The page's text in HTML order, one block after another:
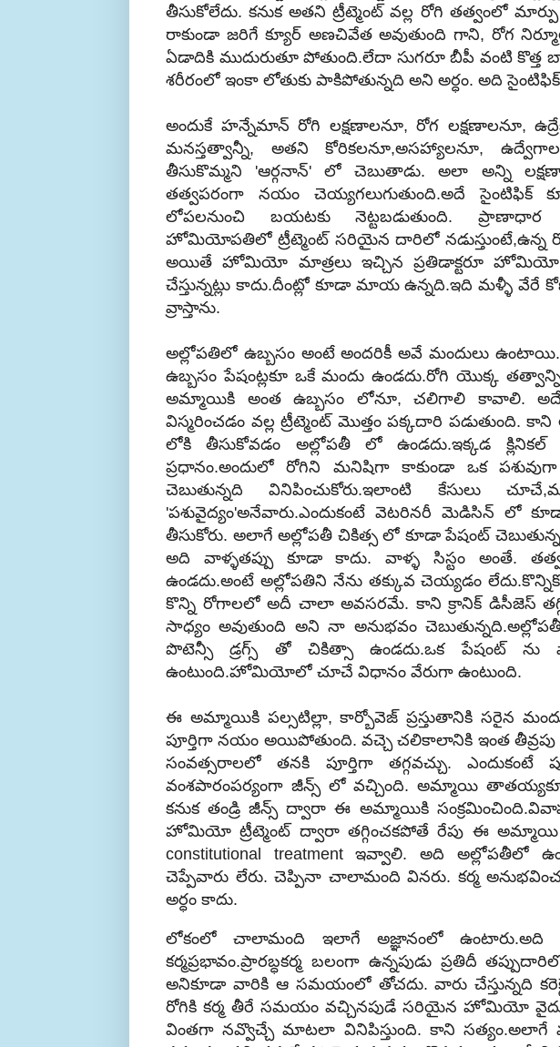
తీసుకోలేదు. కనుక అతని ట్రీట్మెంట్ వల్ల రోగి తత్వంలో
రాకుండా జరిగే క్యూర్ అణచివేత అవుతుంది గాని, రోగ
ఏడాదికి ముదురుతూ పోతుంది.లేదా సుగరూ బీపీ వంటి
శరీరంలో ఇంకా లోతుకు పాకిపోతున్నది అని అర్ధం. అది సైంటిఫిక్
అందుకే హన్నేమాన్ రోగి లక్షణాలనూ, రోగ లక్షణాలనూ,
మనస్తత్వాన్నీ, అతని కోరికలనూ,అసహ్యాలనూ,
తీసుకొమ్మని 'ఆర్గనాన్' లో చెబుతాడు. అలా అన్ని
తత్వపరంగా నయం చెయ్యగలుగుతుంది.అదే సైంటిఫిక్
లోపలనుంచి బయటకు నెట్టబడుతుంది.
హోమియోపతిలో ట్రీట్మెంట్ సరియైన దారిలో నడుస్తుంటే,ఉన్న
అయితే హోమియో మాత్రలు ఇచ్చిన ప్రతిడాక్టరూ హోమియో
చేస్తున్నట్లు కాదు.దీంట్లో కూడా మాయ ఉన్నది.ఇది మళ్ళీ వేరే
వ్రాస్తాను.
అల్లోపతిలో ఉబ్బసం అంటే అందరికీ అవే మందులు
ఉబ్బసం పేషంట్లకూ ఒకే మందు ఉండదు.రోగి యొక్క
అమ్మాయికి అంత ఉబ్బసం లోనూ, చలిగాలి కావాలి. అదే
విస్మరించడం వల్ల ట్రీట్మెంట్ మొత్తం పక్కదారి పడుతుంది.
లోకి తీసుకోవడం అల్లోపతీ లో ఉండదు.ఇక్కడ క్లినికల్
ప్రధానం.అందులో రోగిని మనిషిగా కాకుండా ఒక
చెబుతున్నది వినిపించుకోరు.ఇలాంటి కేసులు
'పశువైద్యం'అనేవారు.ఎందుకంటే వెటరినరీ మెడిసిన్ లో
తీసుకోరు. అలాగే అల్లోపతీ చికిత్స లో కూడా పేషంట్ చెబుతున్న
అది వాళ్ళతప్పు కూడా కాదు. వాళ్ళ సిస్టం అంతే.
ఉండదు.అంటే అల్లోపతిని నేను తక్కువ చెయ్యడం
కొన్ని రోగాలలో అదీ చాలా అవసరమే. కాని క్రానిక్ డిసీజెస్
సాధ్యం అవుతుంది అని నా అనుభవం
పొటెన్సీ డ్రగ్స్ తో చికిత్సా ఉండదు.ఒక పేషంట్
ఉంటుంది.హోమియోలో చూచే విధానం వేరుగా ఉంటుంది.
ఈ అమ్మాయికి పల్సటిల్లా, కార్బోవెజ్ ప్రస్తుతానికి సరైన
పూర్తిగా నయం అయిపోతుంది. వచ్చె చలికాలానికి ఇంత తీవ్రపు
సంవత్సరాలలో తనకి పూర్తిగా తగ్గవచ్చు. ఎందుకంటే
వంశపారంపర్యంగా జీన్స్ లో వచ్చింది. అమ్మాయి
కనుక తండ్రి జీన్స్ ద్వారా ఈ అమ్మాయికి
హోమియో ట్రీట్మెంట్ ద్వారా తగ్గించకపోతే రేపు ఈ అమ్మాయి
constitutional treatment ఇవ్వాలి. అది అల్లోపతీలో
చెప్పేవారు లేరు. చెప్పినా చాలామంది వినరు. కర్మ
అర్ధం కాదు.
లోకంలో చాలామంది ఇలాగే అజ్ఞానంలో ఉంటారు.అది
కర్మప్రభావం.ప్రారబ్ధకర్మ బలంగా ఉన్నపుడు ప్రతిదీ
అనికూడా వారికి ఆ సమయంలో తోచదు. వారు చేస్తున్నది
రోగికి కర్మ తీరే సమయం వచ్చినపుడే సరియైన హోమియో
వింతగా నవ్వొచ్చే మాటలా వినిపిస్తుంది. కాని సత్యం.అలాగే